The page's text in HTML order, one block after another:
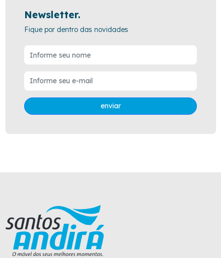
Newsletter.
Fique por dentro das novidades
enviar